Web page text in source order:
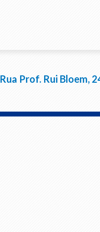
Rua Prof. Rui Bloem,